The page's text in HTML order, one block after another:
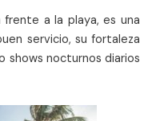
frente a la playa, es una
servicio, su fortaleza
nocturnos diarios